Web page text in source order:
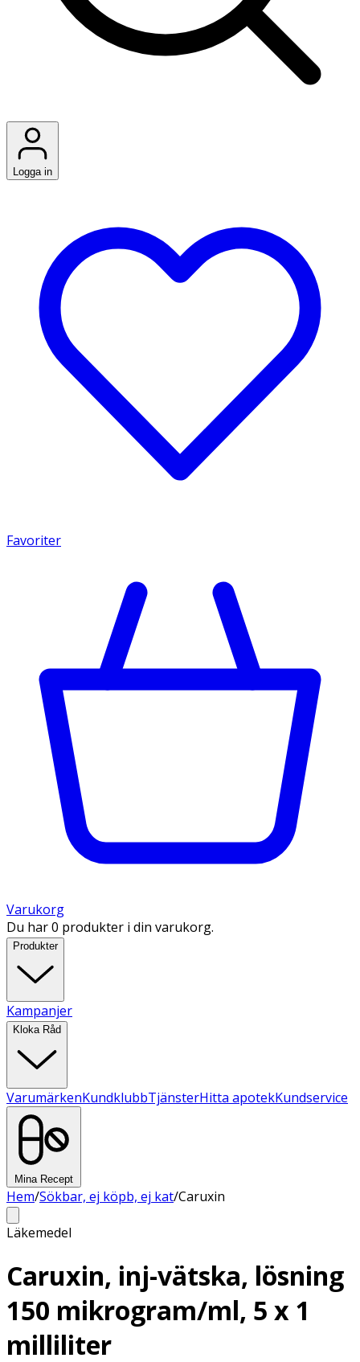
Logga in
Favoriter
Varukorg
Du har 0 produkter i din varukorg.
Produkter
Kampanjer
Kloka Råd
VarumärkenKundklubbTjänsterHitta apotekKundservice
Mina Recept
Hem/Sökbar, ej köpb, ej kat/Caruxin
Läkemedel
Caruxin, inj-vätska, lösning
150 mikrogram/ml, 5 x 1
milliliter